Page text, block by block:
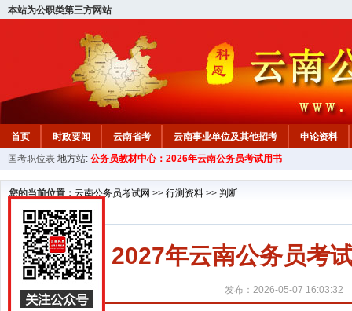
本站为公职类第三方网站
首页 时政要闻 云南省考 云南事业单位及其他招考
申论资料
国考职位表 地方站: 公务员教材中心：2026年云南公务员考试用书
您的当前位置： 云南公务员考试网 >> 行测资料 >> 判断
2027年云南公务员考
发布：2026-05-07 16:03:32